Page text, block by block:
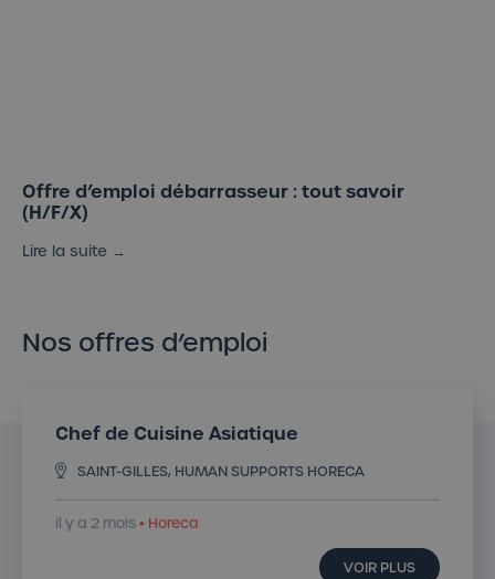
Offre d’emploi débarrasseur : tout savoir
(H/F/X)
Lire la suite →
Nos offres d’emploi
Chef de Cuisine Asiatique
SAINT-GILLES, HUMAN SUPPORTS HORECA
il y a 2 mois• Horeca
VOIR PLUS